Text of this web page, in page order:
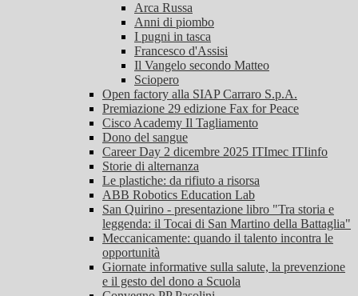
Arca Russa
Anni di piombo
I pugni in tasca
Francesco d'Assisi
Il Vangelo secondo Matteo
Sciopero
Open factory alla SIAP Carraro S.p.A.
Premiazione 29 edizione Fax for Peace
Cisco Academy Il Tagliamento
Dono del sangue
Career Day 2 dicembre 2025 ITImec ITIinfo
Storie di alternanza
Le plastiche: da rifiuto a risorsa
ABB Robotics Education Lab
San Quirino - presentazione libro "Tra storia e
leggenda: il Tocai di San Martino della Battaglia"
Meccanicamente: quando il talento incontra le
opportunità
Giornate informative sulla salute, la prevenzione
e il gesto del dono a Scuola